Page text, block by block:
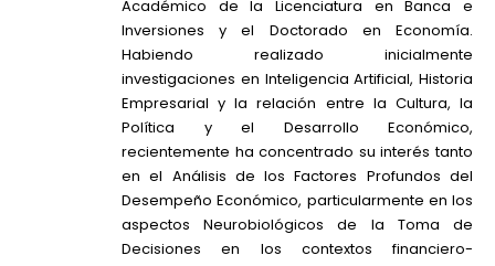
Académico de la Licenciatura en Banca e
Inversiones y el Doctorado en Economía.
Habiendo realizado inicialmente
investigaciones en Inteligencia Artificial, Historia
Empresarial y la relación entre la Cultura, la
Política y el Desarrollo Económico,
recientemente ha concentrado su interés tanto
en el Análisis de los Factores Profundos del
Desempeño Económico, particularmente en los
aspectos Neurobiológicos de la Toma de
Decisiones en los contextos financiero-